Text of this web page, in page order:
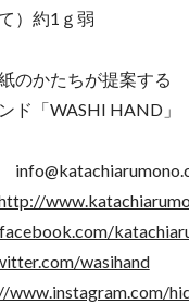
）約1ｇ弱
のかたちが提案する
ド「WASHI HAND」
wasihand
www.instagram.com/